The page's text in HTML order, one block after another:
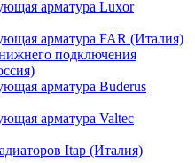
арматура Luxor
арматура FAR (Италия)
подключения
арматура Buderus
арматура Valtec
Itap (Италия)